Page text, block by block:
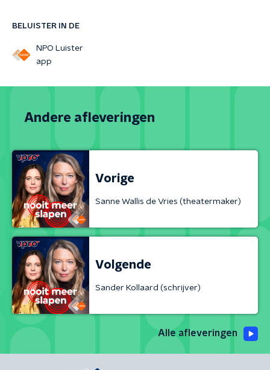
BELUISTER IN DE
NPO Luister
app
Andere afleveringen
Vorige
Sanne Wallis de Vries (theatermaker)
Volgende
Sander Kollaard (schrijver)
Alle afleveringen